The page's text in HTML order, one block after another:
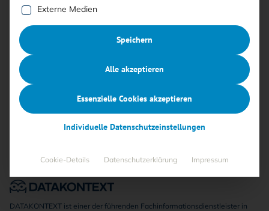
Keine Beiträge gefunden
DATAKONTEXT ist einer der führenden Fachinformationsdienstleister in
Externe Medien
Speichern
Alle akzeptieren
Essenzielle Cookies akzeptieren
Individuelle Datenschutzeinstellungen
Cookie-Details Datenschutzerklärung Impressum